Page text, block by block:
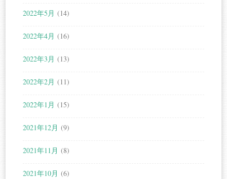
2022年5月 (14)
2022年4月 (16)
2022年3月 (13)
2022年2月 (11)
2022年1月 (15)
2021年12月 (9)
2021年11月 (8)
2021年10月 (6)